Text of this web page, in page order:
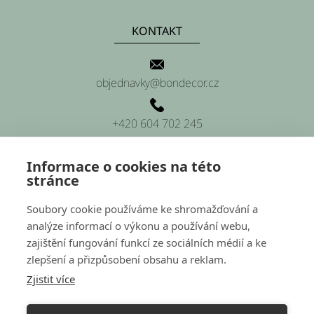
Informace o cookies na této
stránce
Soubory cookie používáme ke shromažďování a
analýze informací o výkonu a používání webu,
zajištění fungování funkcí ze sociálních médií a ke
zlepšení a přizpůsobení obsahu a reklam.
Zjistit více
KONTAKT
objednavky@bondecor.cz
+420 604 702 245
Platnéřská 88/9, Praha 1 (sídlo firmy)
Hluchov 157, 798 41 Hluchov (provozovna a sklady)